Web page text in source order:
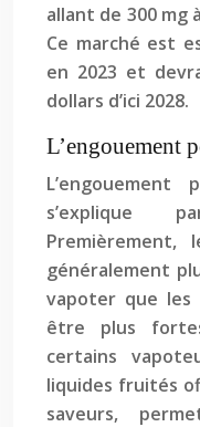
allant de 300 mg
Ce marché est
en 2023 et
dollars d’ici 2028.
L’engouement
s’explique
généralement
vapoter que les
être plus
certains
liquides fruités
saveurs,